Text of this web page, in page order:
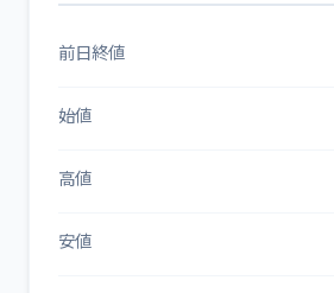
前日終値
始値
高値
安値